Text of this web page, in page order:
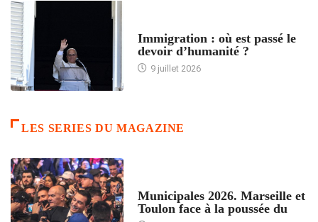
Immigration : où est passé le
devoir d’humanité ?
9 juillet 2026
LES SERIES DU MAGAZINE
Municipales 2026. Marseille et
Toulon face à la poussée du